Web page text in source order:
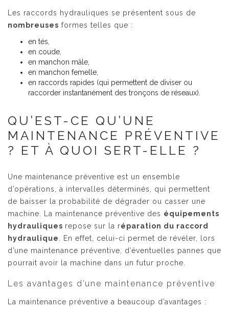
Les raccords hydrauliques se présentent sous de
nombreuses formes telles que :
en tés,
en coude,
en manchon mâle,
en manchon femelle,
en raccords rapides (qui permettent de diviser ou
raccorder instantanément des tronçons de réseaux).
QU’EST-CE QU’UNE
MAINTENANCE PRÉVENTIVE
? ET À QUOI SERT-ELLE ?
Une maintenance préventive est un ensemble
d’opérations, à intervalles déterminés, qui permettent
de baisser la probabilité de dégrader ou casser une
machine. La maintenance préventive des équipements
hydrauliques repose sur la réparation du raccord
hydraulique
. En effet, celui-ci permet de révéler, lors
d’une maintenance préventive, d’éventuelles pannes que
pourrait avoir la machine dans un futur proche.
Les avantages d’une maintenance préventive
La maintenance préventive a beaucoup d’avantages :